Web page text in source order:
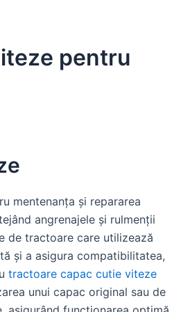
pentru
mentenanța și repararea
angrenajele și rulmenții
de tractoare care utilizează
și a asigura compatibilitatea,
tractoare capac cutie viteze
unui capac original sau de